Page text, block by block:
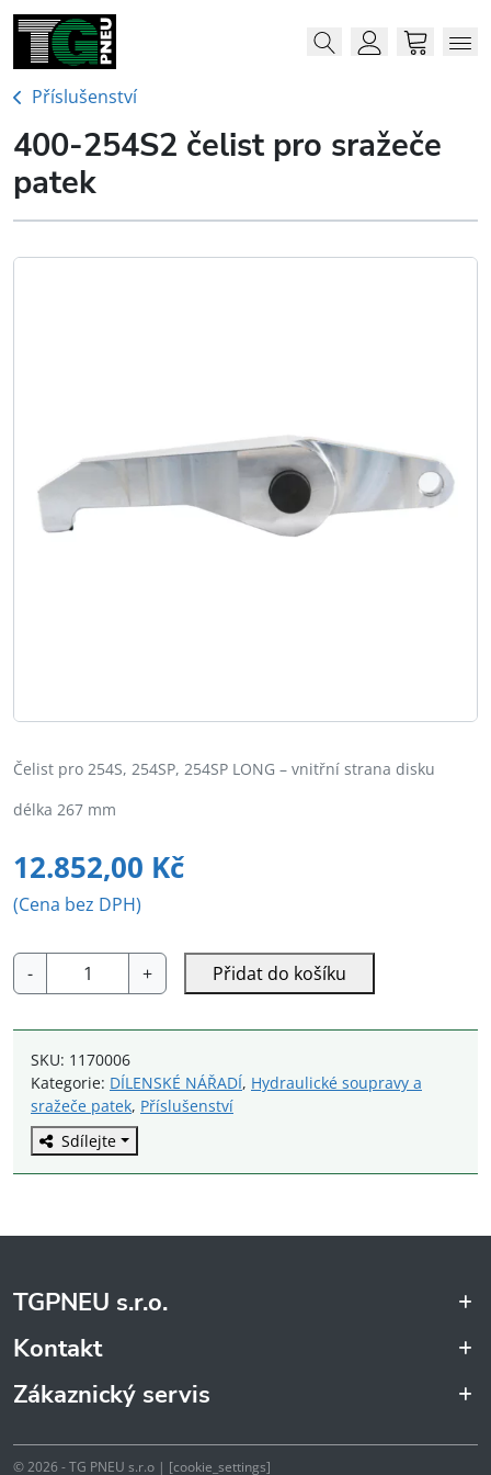
Příslušenství
400-254S2 čelist pro sražeče
patek
Čelist pro 254S, 254SP, 254SP LONG – vnitřní strana disku
délka 267 mm
12.852,00 Kč
(Cena bez DPH)
-
400-
254S2
sražeče
patek
množství
+ Přidat do košíku
SKU: 1170006
Kategorie: DÍLENSKÉ NÁŘADÍ, Hydraulické soupravy a
sražeče patek, Příslušenství
Sdílejte
TGPNEU s.r.o.
Kontakt
Zákaznický servis
© 2026 - TG PNEU s.r.o | [cookie_settings]